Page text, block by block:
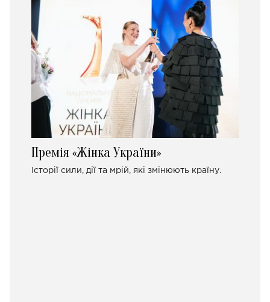
Премія «Жінка України»
Історії сили, дії та мрій, які змінюють країну.